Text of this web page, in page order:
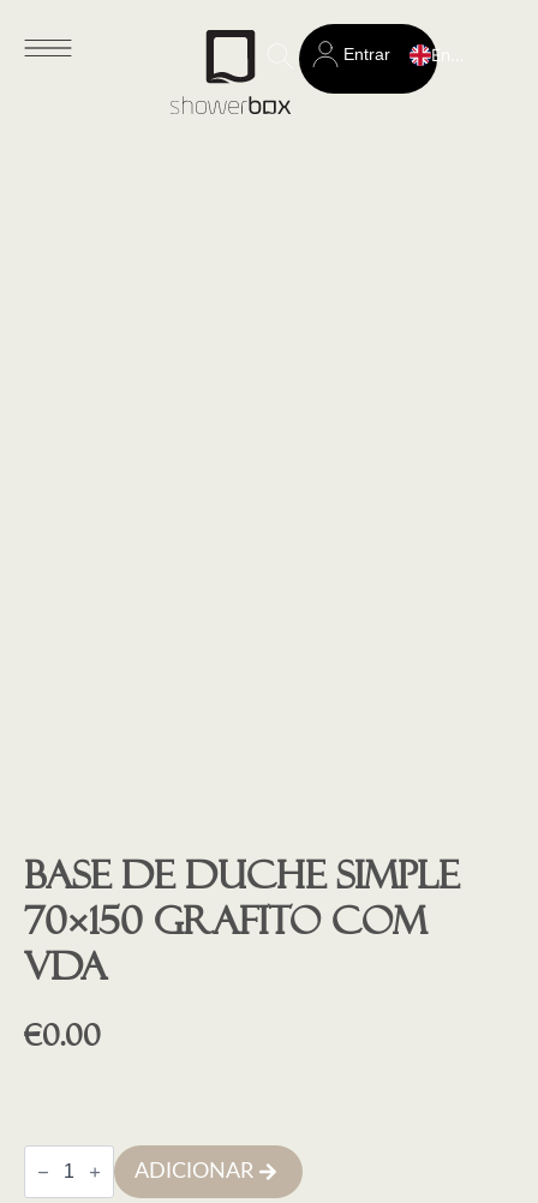
Search
for:
Entrar
Base de duche SIMPLE
70×150 Grafito COM
VDA
€0.00
Quantidade
de
Base
ADICIONAR